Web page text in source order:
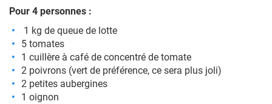
Pour 4 personnes :
1 kg de queue de lotte
5 tomates
1 cuillère à café de concentré de tomate
2 poivrons (vert de préférence, ce sera plus joli)
2 petites aubergines
1 oignon